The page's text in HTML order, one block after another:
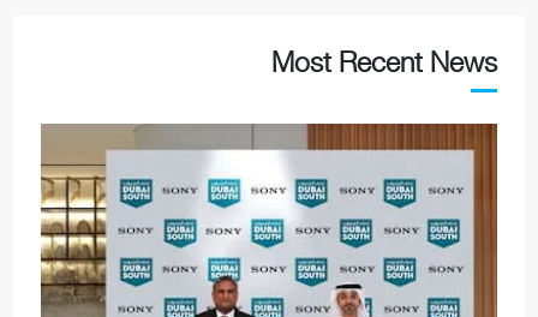
Most Recent News